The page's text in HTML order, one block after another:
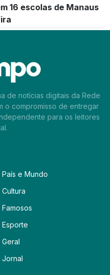
16 escolas de Manaus
de notícias digitais da Rede
o compromisso de entregar
para os leitores
País e Mundo
Cultura
Famosos
Esporte
Geral
Jornal